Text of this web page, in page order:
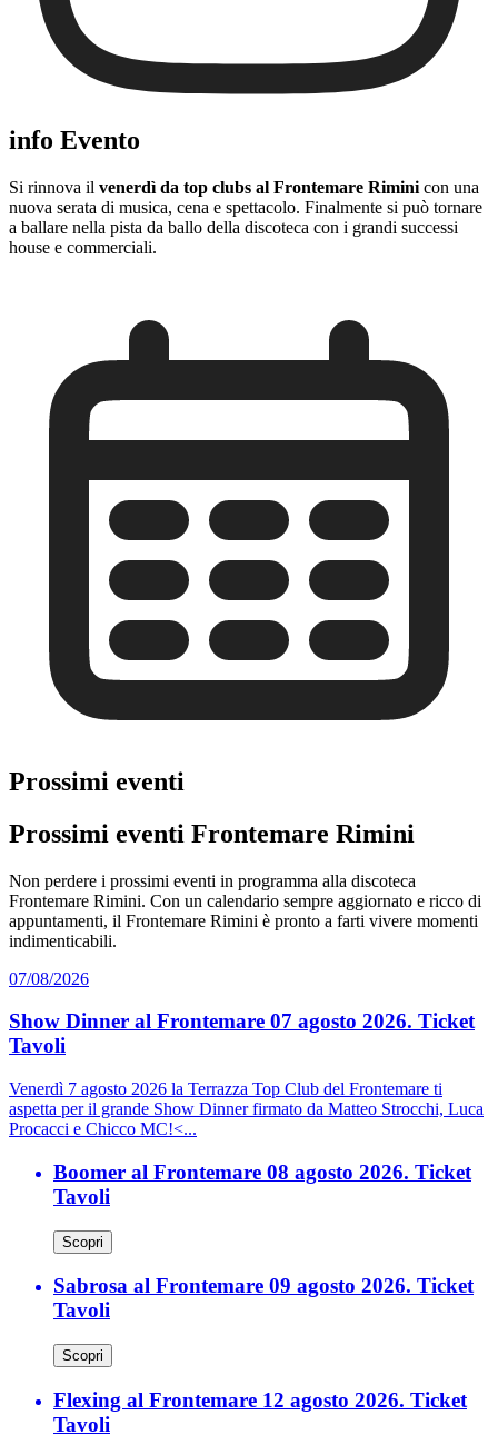
info Evento
Si rinnova il venerdì da top clubs al Frontemare Rimini con una
nuova serata di musica, cena e spettacolo. Finalmente si può tornare
a ballare nella pista da ballo della discoteca con i grandi successi
house e commerciali.
Prossimi eventi
Prossimi eventi Frontemare Rimini
Non perdere i prossimi eventi in programma alla discoteca
Frontemare Rimini. Con un calendario sempre aggiornato e ricco di
appuntamenti, il Frontemare Rimini è pronto a farti vivere momenti
indimenticabili.
07/08/2026
Show Dinner al Frontemare 07 agosto 2026. Ticket
Tavoli
Venerdì 7 agosto 2026 la Terrazza Top Club del Frontemare ti
aspetta per il grande Show Dinner firmato da Matteo Strocchi, Luca
Procacci e Chicco MC!<...
Boomer al Frontemare 08 agosto 2026. Ticket
Tavoli
Scopri
Sabrosa al Frontemare 09 agosto 2026. Ticket
Tavoli
Scopri
Flexing al Frontemare 12 agosto 2026. Ticket
Tavoli